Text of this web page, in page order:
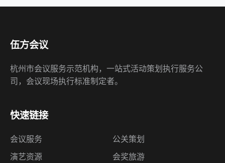
伍方会议
杭州市会议服务示范机构，一站式活动策划执行服务公
司，会议现场执行标准制定者。
快速链接
会议服务
公关策划
演艺资源
会奖旅游